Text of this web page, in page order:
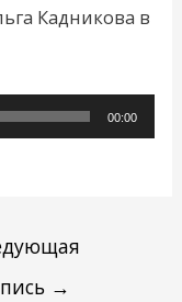
Кадникова в
00:00
→